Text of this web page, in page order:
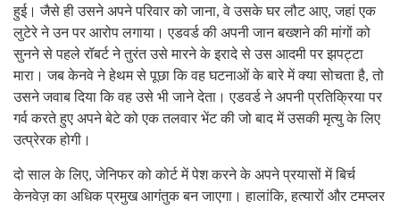
हुई। जैसे ही उसने अपने परिवार को जाना, वे उसके घर लौट आए, जहां एक
लुटेरे ने उन पर आरोप लगाया। एडवर्ड की अपनी जान बख्शने की मांगों को
सुनने से पहले रॉबर्ट ने तुरंत उसे मारने के इरादे से उस आदमी पर झपट्टा
मारा। जब केनवे ने हेथम से पूछा कि वह घटनाओं के बारे में क्या सोचता है, तो
उसने जवाब दिया कि वह उसे भी जाने देता। एडवर्ड ने अपनी प्रतिक्रिया पर
गर्व करते हुए अपने बेटे को एक तलवार भेंट की जो बाद में उसकी मृत्यु के लिए
उत्प्रेरक होगी।
दो साल के लिए, जेनिफर को कोर्ट में पेश करने के अपने प्रयासों में बिर्च
केनवेज़ का अधिक प्रमुख आगंतुक बन जाएगा। हालांकि, हत्यारों और टमप्लर